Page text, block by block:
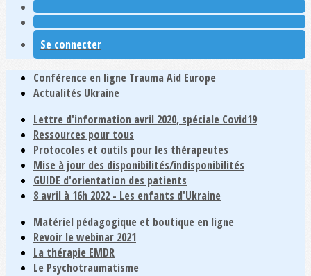
Se connecter
Conférence en ligne Trauma Aid Europe
Actualités Ukraine
Lettre d'information avril 2020, spéciale Covid19
Ressources pour tous
Protocoles et outils pour les thérapeutes
Mise à jour des disponibilités/indisponibilités
GUIDE d'orientation des patients
8 avril à 16h 2022 - Les enfants d'Ukraine
Matériel pédagogique et boutique en ligne
Revoir le webinar 2021
La thérapie EMDR
Le Psychotraumatisme